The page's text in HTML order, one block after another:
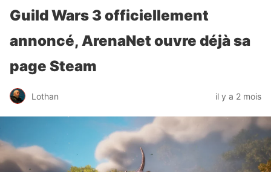
Guild Wars 3 officiellement
annoncé, ArenaNet ouvre déjà sa
page Steam
Lothan il y a 2 mois